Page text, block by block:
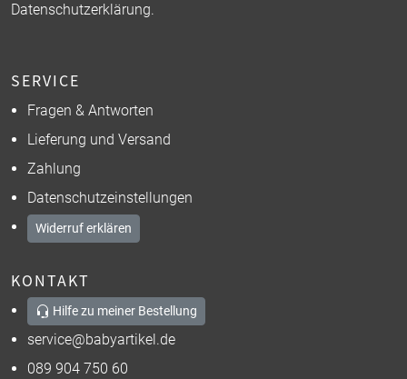
Datenschutzerklärung.
SERVICE
Fragen & Antworten
Lieferung und Versand
Zahlung
Datenschutzeinstellungen
Widerruf erklären
KONTAKT
Hilfe zu meiner Bestellung
service@babyartikel.de
089 904 750 60